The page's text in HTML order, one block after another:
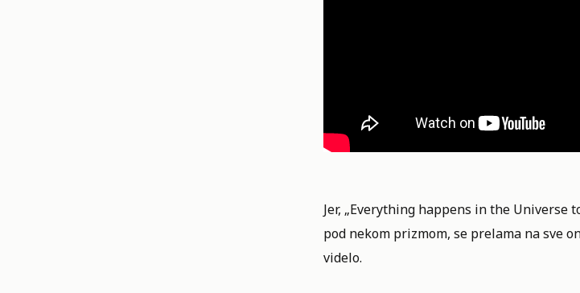
Jer, „Everything happens in the Universe
pod nekom prizmom, se prelama na sve
videlo.